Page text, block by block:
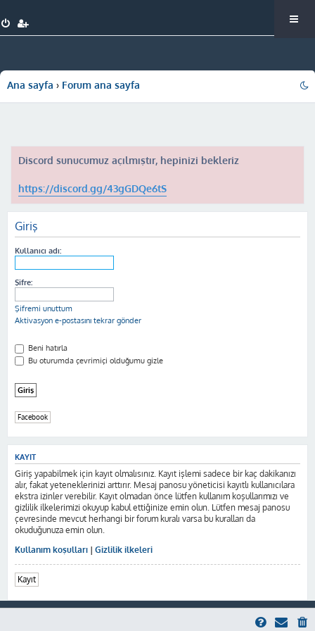
Ana sayfa Forum ana sayfa
Discord sunucumuz açılmıştır, hepinizi bekleriz
https://discord.gg/43gGDQe6tS
Giriş
Kullanıcı adı:
Şifre:
Şifremi unuttum
Aktivasyon e-postasını tekrar gönder
Beni hatırla
Bu oturumda çevrimiçi olduğumu gizle
Facebook
KAYIT
Giriş yapabilmek için kayıt olmalısınız. Kayıt işlemi sadece bir kaç dakikanızı
alır, fakat yeteneklerinizi arttırır. Mesaj panosu yöneticisi kayıtlı kullanıcılara
ekstra izinler verebilir. Kayıt olmadan önce lütfen kullanım koşullarımızı ve
gizlilik ilkelerimizi okuyup kabul ettiğinize emin olun. Lütfen mesaj panosu
çevresinde mevcut herhangi bir forum kuralı varsa bu kuralları da
okuduğunuza emin olun.
Kullanım koşulları | Gizlilik ilkeleri
Kayıt